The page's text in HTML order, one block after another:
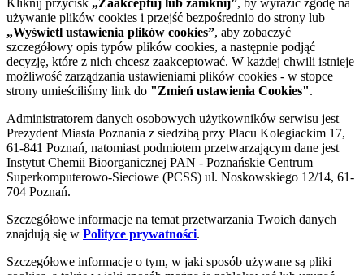
Kliknij przycisk „Zaakceptuj lub zamknij”, by wyrazić zgodę na
używanie plików cookies i przejść bezpośrednio do strony lub
„Wyświetl ustawienia plików cookies”, aby zobaczyć
szczegółowy opis typów plików cookies, a następnie podjąć
decyzję, które z nich chcesz zaakceptować. W każdej chwili istnieje
możliwość zarządzania ustawieniami plików cookies - w stopce
strony umieściliśmy link do "Zmień ustawienia Cookies".
Administratorem danych osobowych użytkowników serwisu jest
Prezydent Miasta Poznania z siedzibą przy Placu Kolegiackim 17,
61-841 Poznań, natomiast podmiotem przetwarzającym dane jest
Instytut Chemii Bioorganicznej PAN - Poznańskie Centrum
Superkomputerowo-Sieciowe (PCSS) ul. Noskowskiego 12/14, 61-
704 Poznań.
Szczegółowe informacje na temat przetwarzania Twoich danych
znajdują się w Polityce prywatności.
Szczegółowe informacje o tym, w jaki sposób używane są pliki